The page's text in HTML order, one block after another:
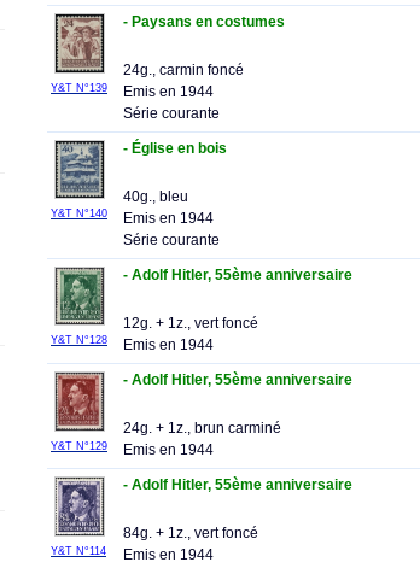
Y&T N°139
- Paysans en costumes
24g., carmin foncé
Emis en 1944
Série courante
Y&T N°140
- Église en bois
40g., bleu
Emis en 1944
Série courante
Y&T N°128
- Adolf Hitler, 55ème anniversaire
12g. + 1z., vert foncé
Emis en 1944
Y&T N°129
- Adolf Hitler, 55ème anniversaire
24g. + 1z., brun carminé
Emis en 1944
Y&T N°114
- Adolf Hitler, 55ème anniversaire
84g. + 1z., vert foncé
Emis en 1944